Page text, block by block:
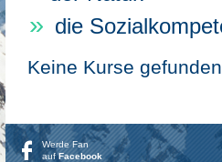
die
Keine Kurse
Werde Fan
aufFacebook